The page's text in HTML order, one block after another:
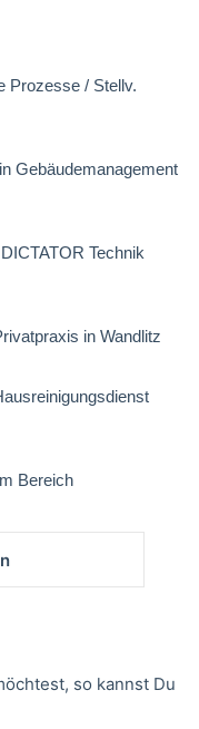
Prozesse / Stellv.
Gebäudemanagement
Technik
in Wandlitz
Bereich
so kannst Du